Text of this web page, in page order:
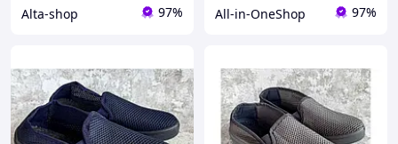
Alta-shop 97% All-in-OneShop 97%